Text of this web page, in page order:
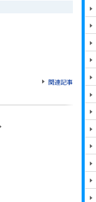
関連記事